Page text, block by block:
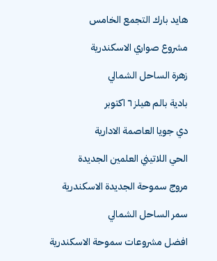
هايد بارك التجمع الخامس
مشروع صواري الاسكندرية
زهرة الساحل الشمالي
بادية بالم هيلز ٦ اكتوبر
دي جويا العاصمة الادارية
الحي اللاتيني العلمين الجديدة
مروج سموحة الجديدة الاسكندرية
سمر الساحل الشمالي
افضل مشروعات سموحة الاسكندرية